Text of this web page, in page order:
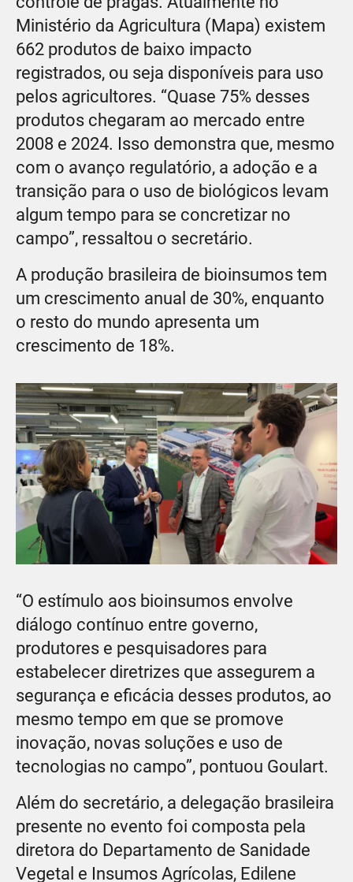
Ministério da Agricultura (Mapa) existem
662 produtos de baixo impacto
registrados, ou seja disponíveis para uso
pelos agricultores. “Quase 75% desses
produtos chegaram ao mercado entre
2008 e 2024. Isso demonstra que, mesmo
com o avanço regulatório, a adoção e a
transição para o uso de biológicos levam
algum tempo para se concretizar no
campo”, ressaltou o secretário.
A produção brasileira de bioinsumos tem
um crescimento anual de 30%, enquanto
o resto do mundo apresenta um
crescimento de 18%.
“O estímulo aos bioinsumos envolve
diálogo contínuo entre governo,
produtores e pesquisadores para
estabelecer diretrizes que assegurem a
segurança e eficácia desses produtos, ao
mesmo tempo em que se promove
inovação, novas soluções e uso de
tecnologias no campo”, pontuou Goulart.
Além do secretário, a delegação brasileira
presente no evento foi composta pela
diretora do Departamento de Sanidade
Vegetal e Insumos Agrícolas, Edilene